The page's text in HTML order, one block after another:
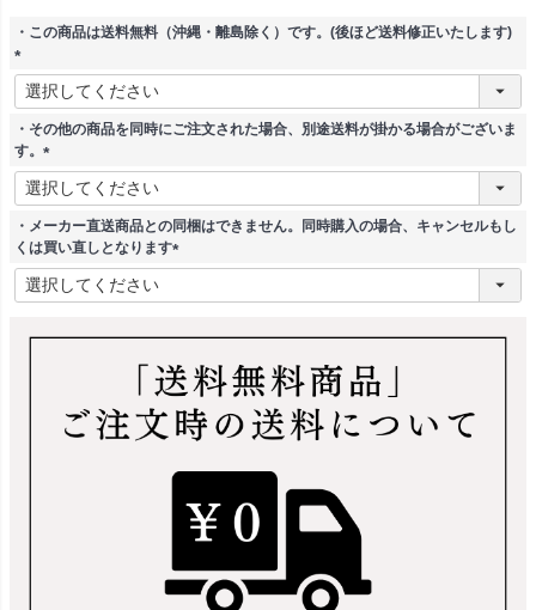
・この商品は送料無料（沖縄・離島除く）です。(後ほど送料修正いたします)
(
必
須
)
・その他の商品を同時にご注文された場合、別途送料が掛かる場合がございま
す。
(
必
須
)
・メーカー直送商品との同梱はできません。同時購入の場合、キャンセルもし
くは買い直しとなります
(
)